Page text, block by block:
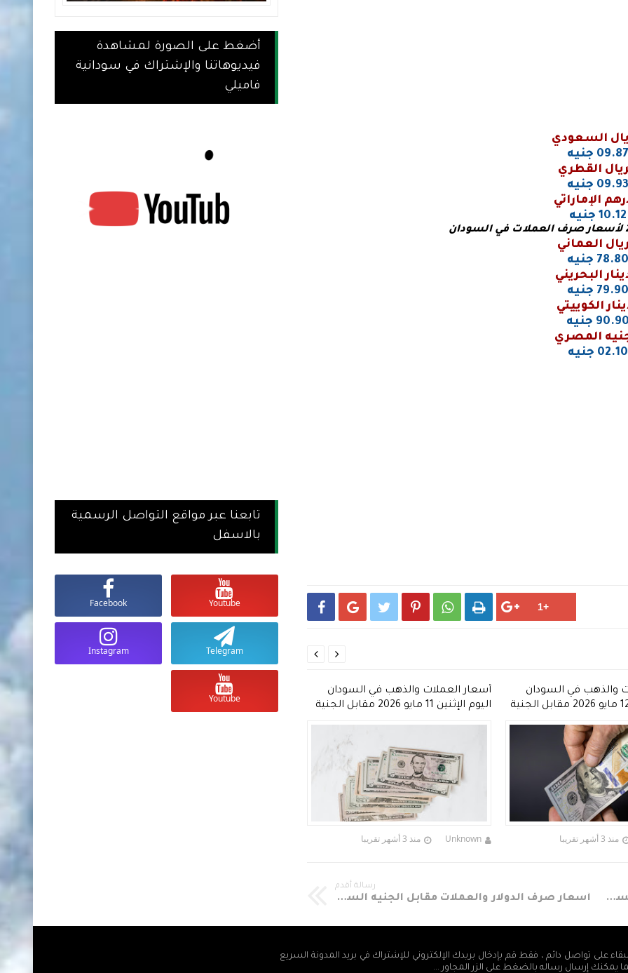
السعودي
09.87 جنيه
القطري
09.93 جنيه
الإماراتي
10.12 جنيه
العماني
78.80 جنيه
البحريني
79.90 جنيه
الكوييتي
90.90 جنيه
المصري
02.10 جنيه
     
والذهب في السودان
اليوم الثلاثاء 12 مايو 2026 مقابل الجنية
منذ 3 أشهر تقريبا
أسعار العملات والذهب في السودان
اليوم الإثنين 11 مايو 2026 مقابل الجنية
Unknown منذ 3 أشهر تقريبا
أسعار العملات والذهب في السودان
أسعار العملات


أسعار صرف الدولار والعملات مقابل الجنيه السوداني اليوم الثلاثاء 22 مايو 2018م
رسالة أقدم
أسعار صرف الدولار والعملات مقابل الجنيه السوداني اليوم الأحد 20 مايو 2018م
أضغط على الصورة لمشاهدة
فيديوهاتنا والإشتراك في سودانية
فاميلي
تابعنا عبر مواقع التواصل الرسمية
بالاسفل
Youtube
Facebook
Telegram
Instagram
Youtube
على تواصل دائم ، فقط قم بإدخال بريدك الإلكتروني للإشتراك في بريد المدونة السريع
يمكنك إرسال رساله بالضغط على الزر المجاور ...